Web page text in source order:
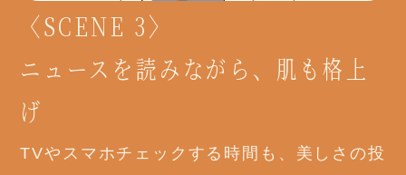
〈SCENE 3〉
ニュースを読みながら、肌も格上
げ
TVやスマホチェックする時間も、美しさの投